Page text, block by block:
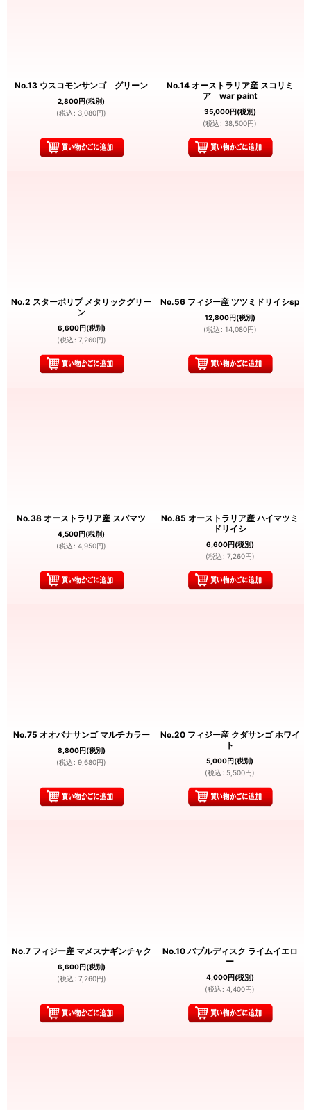
No.13 ウスコモンサンゴ グリーン
2,800円(税別)
(税込 : 3,080円)
No.14 オーストラリア産 スコリミ
ア war paint
35,000円(税別)
(税込 : 38,500円)
No.2 スターポリプ メタリックグリー
ン
6,600円(税別)
(税込 : 7,260円)
No.56 フィジー産 ツツミドリイシsp
12,800円(税別)
(税込 : 14,080円)
No.38 オーストラリア産 スパマツ
4,500円(税別)
(税込 : 4,950円)
No.85 オーストラリア産 ハイマツミ
ドリイシ
6,600円(税別)
(税込 : 7,260円)
No.75 オオバナサンゴ マルチカラー
8,800円(税別)
(税込 : 9,680円)
No.20 フィジー産 クダサンゴ ホワイ
ト
5,000円(税別)
(税込 : 5,500円)
No.7 フィジー産 マメスナギンチャク
6,600円(税別)
(税込 : 7,260円)
No.10 バブルディスク ライムイエロ
ー
4,000円(税別)
(税込 : 4,400円)